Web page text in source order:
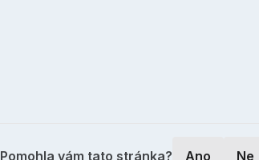
Pomohla vám tato stránka? Ano Ne